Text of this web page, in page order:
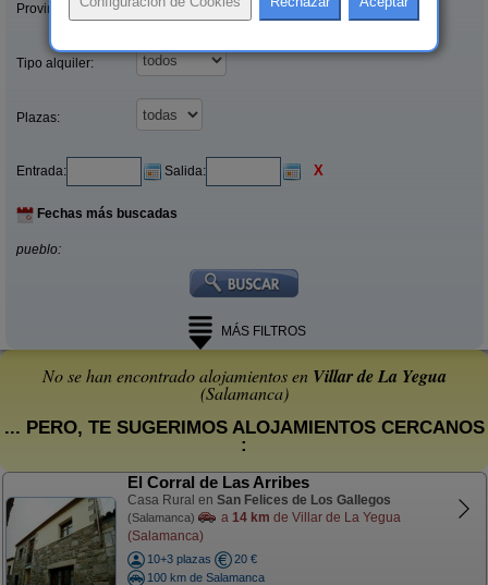
Provincias/Islas:
Tipo alquiler:
Plazas:
Entrada: Salida: X
Fechas más buscadas
pueblo:
MÁS FILTROS
No se han encontrado alojamientos en Villar de La Yegua
(Salamanca)
... PERO, TE SUGERIMOS ALOJAMIENTOS CERCANOS
:
El Corral de Las Arribes
Casa Rural en San Felices de Los Gallegos
(Salamanca) a 14 km de Villar de La Yegua
(Salamanca)
10+3 plazas
20 €
100 km de Salamanca